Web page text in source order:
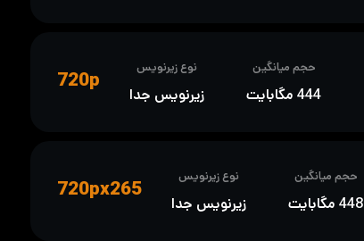
حجم میانگین
444 مگابایت
نوع زیرنویس
زیرنویس جدا
720p
حجم میانگین
448 مگابایت
نوع زیرنویس
زیرنویس جدا
720px265